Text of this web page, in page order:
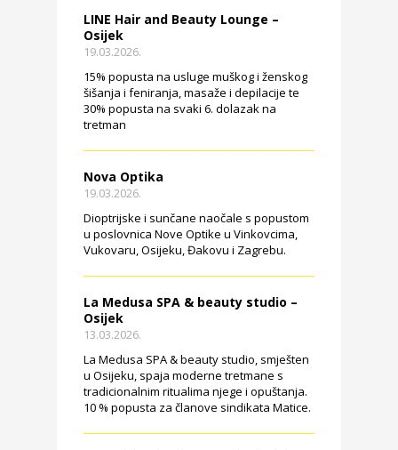
LINE Hair and Beauty Lounge –
Osijek
19.03.2026.
15% popusta na usluge muškog i ženskog
šišanja i feniranja, masaže i depilacije te
30% popusta na svaki 6. dolazak na
tretman
Nova Optika
19.03.2026.
Dioptrijske i sunčane naočale s popustom
u poslovnica Nove Optike u Vinkovcima,
Vukovaru, Osijeku, Đakovu i Zagrebu.
La Medusa SPA & beauty studio –
Osijek
13.03.2026.
La Medusa SPA & beauty studio, smješten
u Osijeku, spaja moderne tretmane s
tradicionalnim ritualima njege i opuštanja.
10 % popusta za članove sindikata Matice.